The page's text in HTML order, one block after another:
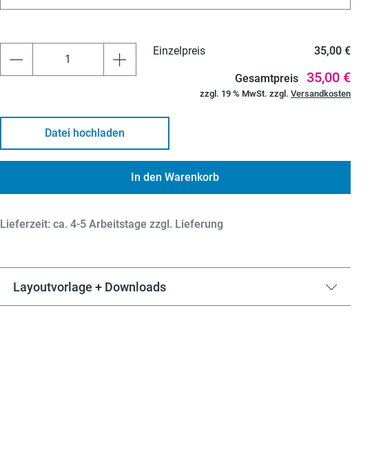
Einzelpreis 35,00 €
Gesamtpreis 35,00 €
zzgl. 19 % MwSt. zzgl. Versandkosten
Datei hochladen
In den Warenkorb
Lieferzeit: ca. 4-5 Arbeitstage zzgl. Lieferung
Layoutvorlage + Downloads